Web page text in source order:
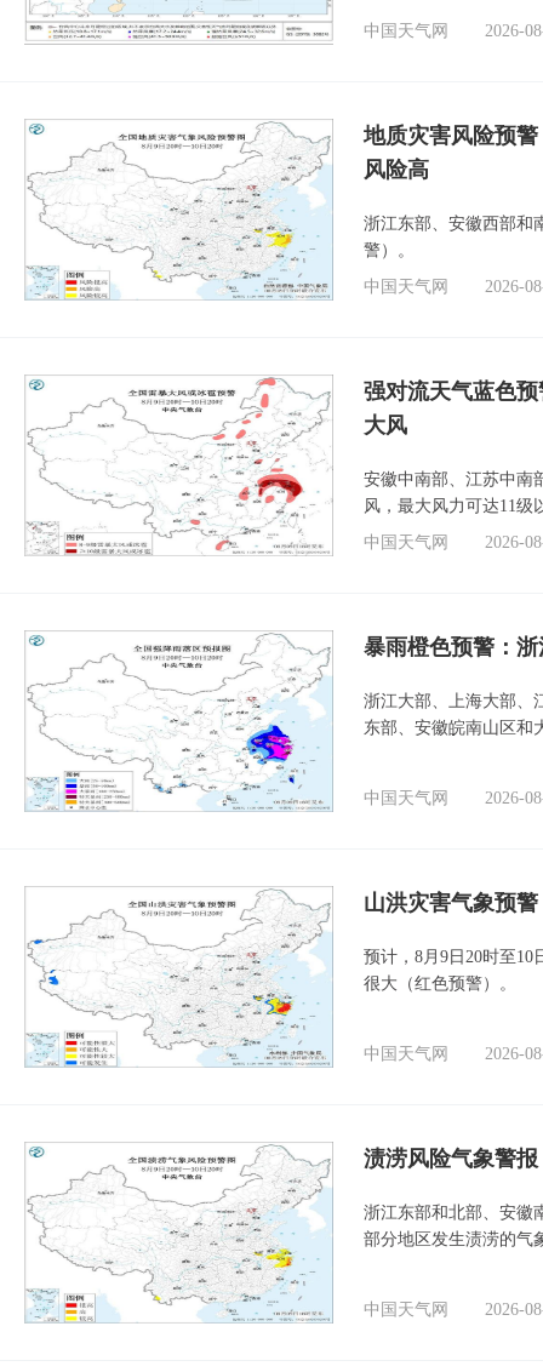
中国天气网 2026-
地质灾害风险预
风险高
浙江东部、安徽西部和
警）。
中国天气网
2026-
强对流天气蓝色
大风
安徽中南部、江苏中南
风，最大风力可达11级
中国天气网
2026-
暴雨橙色预警：
浙江大部、上海大部、
东部、安徽皖南山区和
中国天气网 2026-
山洪灾害气象预
预计，8月9日20时至
很大（红色预警）。
中国天气网 2026-
渍涝风险气象警
浙江东部和北部、安徽
部分地区发生渍涝的气
中国天气网 2026-